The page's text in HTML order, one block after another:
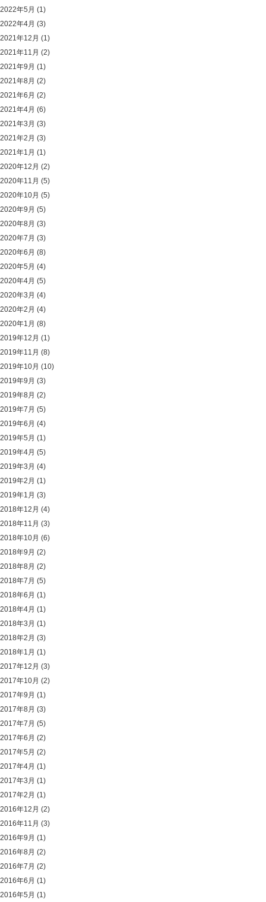
2022年5月 (1)
2022年4月 (3)
2021年12月 (1)
2021年11月 (2)
2021年9月 (1)
2021年8月 (2)
2021年6月 (2)
2021年4月 (6)
2021年3月 (3)
2021年2月 (3)
2021年1月 (1)
2020年12月 (2)
2020年11月 (5)
2020年10月 (5)
2020年9月 (5)
2020年8月 (3)
2020年7月 (3)
2020年6月 (8)
2020年5月 (4)
2020年4月 (5)
2020年3月 (4)
2020年2月 (4)
2020年1月 (8)
2019年12月 (1)
2019年11月 (8)
2019年10月 (10)
2019年9月 (3)
2019年8月 (2)
2019年7月 (5)
2019年6月 (4)
2019年5月 (1)
2019年4月 (5)
2019年3月 (4)
2019年2月 (1)
2019年1月 (3)
2018年12月 (4)
2018年11月 (3)
2018年10月 (6)
2018年9月 (2)
2018年8月 (2)
2018年7月 (5)
2018年6月 (1)
2018年4月 (1)
2018年3月 (1)
2018年2月 (3)
2018年1月 (1)
2017年12月 (3)
2017年10月 (2)
2017年9月 (1)
2017年8月 (3)
2017年7月 (5)
2017年6月 (2)
2017年5月 (2)
2017年4月 (1)
2017年3月 (1)
2017年2月 (1)
2016年12月 (2)
2016年11月 (3)
2016年9月 (1)
2016年8月 (2)
2016年7月 (2)
2016年6月 (1)
2016年5月 (1)